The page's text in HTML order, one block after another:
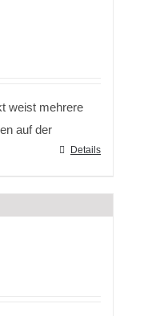
weist mehrere
auf der
Details